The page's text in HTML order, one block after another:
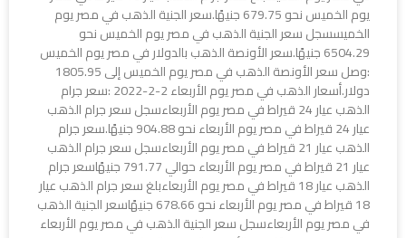
يوم الخميس نحو 679.75 جنيهًا.سعر الجنية الذهب في مصر يوم
الخميسسجل سعر الجنية الذهب في مصر يوم الخميس نحو
6504.29 جنيهًا.سعر الأونصة الذهب بالدولار في مصر يوم الخميس
:وصل سعر الأونصة الذهب في مصر يوم الخميس إلى 1805.95
دولار.أسعار الذهب في مصر يوم الأربعاء 2-2-2022 :سعر جرام
الذهب عيار 24 قيراط في مصر يوم الأربعاءسجل سعر جرام الذهب
عيار 24 قيراط في مصر يوم الأربعاء نحو 904.88 جنيهًا.سعر جرام
الذهب عيار 21 قيراط في مصر يوم الأربعاءسجل سعر جرام الذهب
عيار 21 قيراط في مصر يوم الأربعاء حوالي 791.77 جنيهًاسعر جرام
الذهب عيار 18 قيراط في مصر يوم الأربعاءبلغ سعر جرام الذهب عيار
18 قيراط في مصر يوم الأربعاء نحو 678.66 جنيهًاسعر الجنية الذهب
في مصر يوم الأربعاءسجل سعر الجنية الذهب في مصر يوم الأربعاء